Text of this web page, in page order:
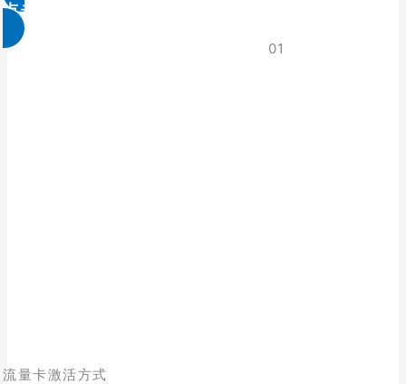
点击免费领取
01
流量卡激活方式